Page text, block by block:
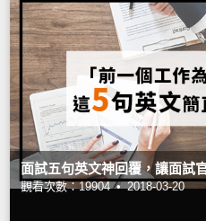
面試五句英文神回覆，讓面試
觀看次數：19904 • 2018-03-20